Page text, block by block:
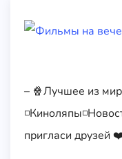
– 🍿Лучшее из
пригласи друзей